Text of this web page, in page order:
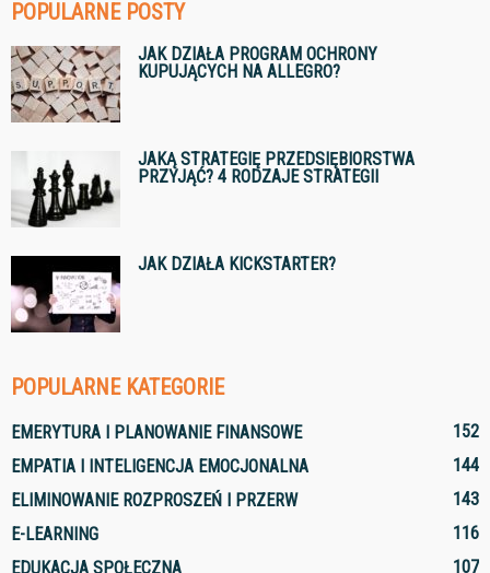
POPULARNE POSTY
JAK DZIAŁA PROGRAM OCHRONY
KUPUJĄCYCH NA ALLEGRO?
JAKĄ STRATEGIĘ PRZEDSIĘBIORSTWA
PRZYJĄĆ? 4 RODZAJE STRATEGII
JAK DZIAŁA KICKSTARTER?
POPULARNE KATEGORIE
EMERYTURA I PLANOWANIE FINANSOWE
152
EMPATIA I INTELIGENCJA EMOCJONALNA
144
ELIMINOWANIE ROZPROSZEŃ I PRZERW
143
E-LEARNING
116
EDUKACJA SPOŁECZNA
107